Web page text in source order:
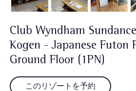
Club Wyndham
Kogen - Japanese Futon
Ground Floor (1PN)
このリゾートを予約